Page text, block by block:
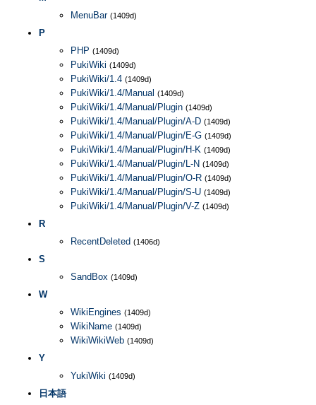
MenuBar (1409d)
P
PHP (1409d)
PukiWiki (1409d)
PukiWiki/1.4 (1409d)
PukiWiki/1.4/Manual (1409d)
PukiWiki/1.4/Manual/Plugin (1409d)
PukiWiki/1.4/Manual/Plugin/A-D (1409d)
PukiWiki/1.4/Manual/Plugin/E-G (1409d)
PukiWiki/1.4/Manual/Plugin/H-K (1409d)
PukiWiki/1.4/Manual/Plugin/L-N (1409d)
PukiWiki/1.4/Manual/Plugin/O-R (1409d)
PukiWiki/1.4/Manual/Plugin/S-U (1409d)
PukiWiki/1.4/Manual/Plugin/V-Z (1409d)
R
RecentDeleted (1406d)
S
SandBox (1409d)
W
WikiEngines (1409d)
WikiName (1409d)
WikiWikiWeb (1409d)
Y
YukiWiki (1409d)
日本語